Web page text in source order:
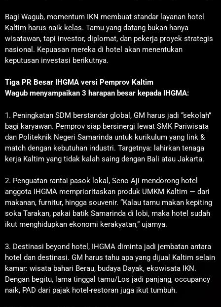
Bagi Wagub, momentum IKN membuat standar layanan hotel
Kaltim harus naik kelas. Tamu yang datang bukan hanya
wisatawan, tapi investor, diplomat, dan pekerja proyek strategis
nasional. Kepuasan mereka di hotel akan menentukan
keputusan investasi berikutnya.
Tiga PR Besar IHGMA versi Pemprov Kaltim
Wagub menyampaikan 3 harapan besar kepada IHGMA:
1. Peningkatan SDM berstandar global, GM harus jadi “sekolah”
bagi karyawan. Pemprov siap bersinergi lewat SMK Pariwisata
dan Politeknik Negeri Samarinda untuk kurikulum yang link &
match dengan kebutuhan industri. Targetnya: lahirkan tenaga
kerja Kaltim yang tidak kalah saing dengan Bali atau Jakarta.
2. Penguatan rantai pasok lokal, Seno Aji mendorong hotel
anggota IHGMA memprioritaskan produk UMKM Kaltim — dari
makanan, furnitur, hingga souvenir. “Kalau tamu makan kepiting
soka Tarakan, pakai batik Samarinda di lobi, maka hotel sudah
ikut menghidupkan ekonomi kerakyatan,” ujarnya.
3. Destinasi beyond hotel, IHGMA diminta jadi jembatan antara
hotel dan destinasi. GM harus tahu apa yang dijual Kaltim selain
kamar: wisata bahari Berau, budaya Dayak, ekowisata IKN.
Dengan begitu, lama tinggal tamu/Los jadi panjang, occupancy
naik, PAD dari pajak hotel-restoran juga ikut tumbuh.